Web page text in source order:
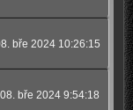
bře 2024 10:26:15
bře 2024 9:54:18